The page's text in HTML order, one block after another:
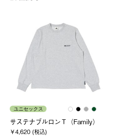
ユニセックス
サステナブルロンＴ（Family）
￥4,620 (税込)